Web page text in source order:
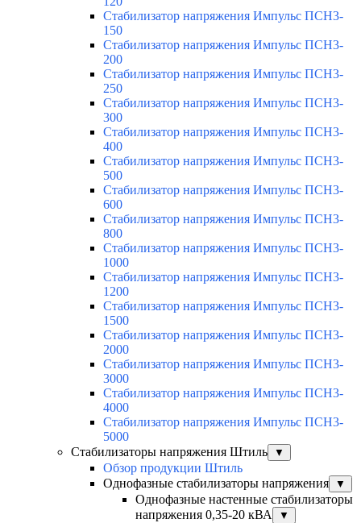
Стабилизатор напряжения Импульс ПСН3-
150
Стабилизатор напряжения Импульс ПСН3-
200
Стабилизатор напряжения Импульс ПСН3-
250
Стабилизатор напряжения Импульс ПСН3-
300
Стабилизатор напряжения Импульс ПСН3-
400
Стабилизатор напряжения Импульс ПСН3-
500
Стабилизатор напряжения Импульс ПСН3-
600
Стабилизатор напряжения Импульс ПСН3-
800
Стабилизатор напряжения Импульс ПСН3-
1000
Стабилизатор напряжения Импульс ПСН3-
1200
Стабилизатор напряжения Импульс ПСН3-
1500
Стабилизатор напряжения Импульс ПСН3-
2000
Стабилизатор напряжения Импульс ПСН3-
3000
Стабилизатор напряжения Импульс ПСН3-
4000
Стабилизатор напряжения Импульс ПСН3-
5000
Стабилизаторы напряжения Штиль
▼
Обзор продукции Штиль
Однофазные стабилизаторы напряжения
▼
Однофазные настенные стабилизаторы
напряжения 0,35-20 кВА
▼